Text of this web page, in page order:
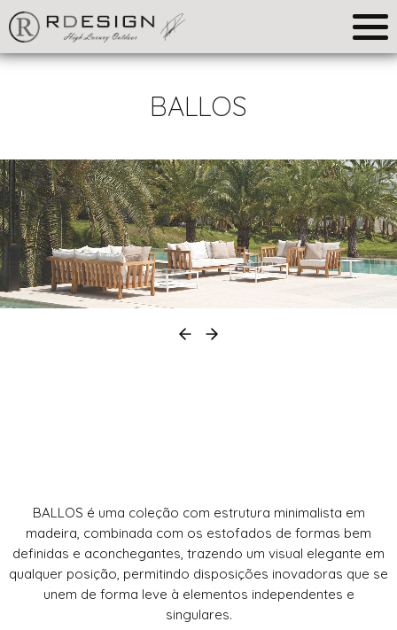
BALLOS
BALLOS é uma coleção com estrutura minimalista em
madeira, combinada com os estofados de formas bem
definidas e aconchegantes, trazendo um visual elegante em
qualquer posição, permitindo disposições inovadoras que se
unem de forma leve à elementos independentes e
singulares.